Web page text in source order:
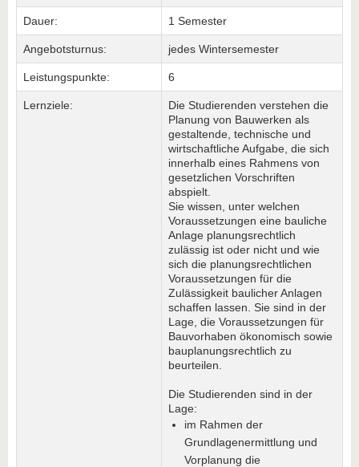
Dauer: 1 Semester
Angebotsturnus: jedes Wintersemester
Leistungspunkte: 6
Lernziele:
Die Studierenden verstehen die
Planung von Bauwerken als
gestaltende, technische und
wirtschaftliche Aufgabe, die sich
innerhalb eines Rahmens von
gesetzlichen Vorschriften
abspielt.
Sie wissen, unter welchen
Voraussetzungen eine bauliche
Anlage planungsrechtlich
zulässig ist oder nicht und wie
sich die planungsrechtlichen
Voraussetzungen für die
Zulässigkeit baulicher Anlagen
schaffen lassen. Sie sind in der
Lage, die Voraussetzungen für
Bauvorhaben ökonomisch sowie
bauplanungsrechtlich zu
beurteilen.
Die Studierenden sind in der
Lage:
im Rahmen der
Grundlagenermittlung und
Vorplanung die